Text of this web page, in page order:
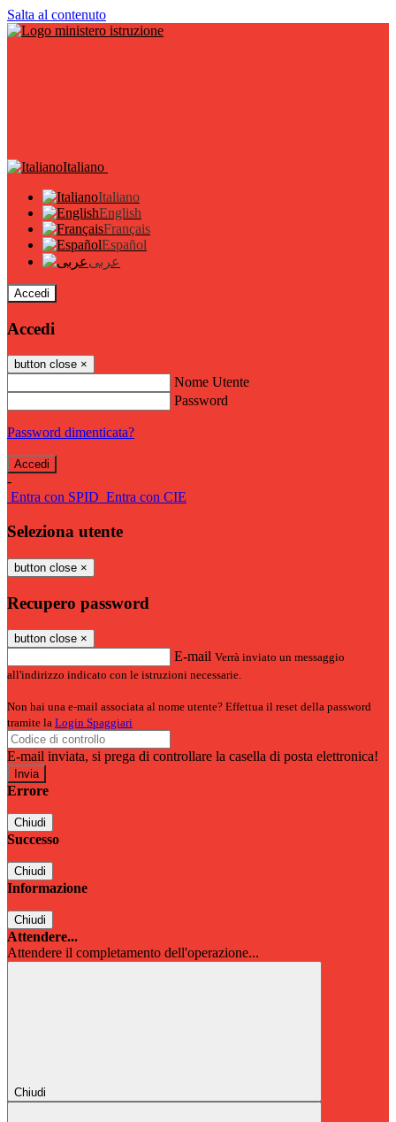
Salta al contenuto
Italiano
Italiano
English
Français
Español
عربى
Accedi
Accedi
button close ×
Nome Utente
Password
Password dimenticata?
-
Entra con SPID Entra con CIE
Seleziona utente
button close ×
Recupero password
button close ×
E-mail Verrà inviato un messaggio
all'indirizzo indicato con le istruzioni necessarie.
Non hai una e-mail associata al nome utente? Effettua il reset della password
tramite la Login Spaggiari
E-mail inviata, si prega di controllare la casella di posta elettronica!
Errore
Chiudi
Successo
Chiudi
Informazione
Chiudi
Attendere...
Attendere il completamento dell'operazione...
Chiudi